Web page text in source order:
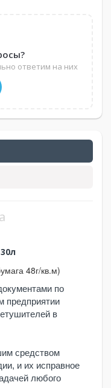
ответим на них
48г/кв.м)
по
предприятии
в
средством
и их исправное
любого